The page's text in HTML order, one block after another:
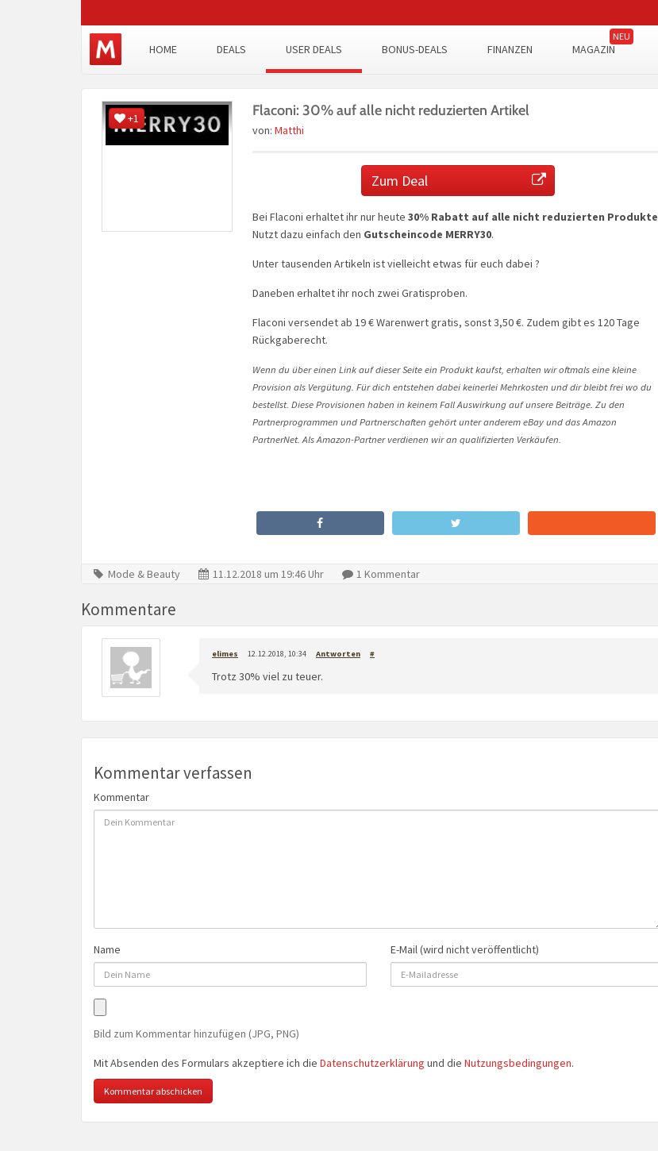
HOME DEALS USER DEALS BONUS-DEALS FINANZEN MAGAZIN
+1 Flaconi: 30% auf alle nicht reduzierten Artikel
von: Matthi
Zum Deal
Bei Flaconi erhaltet ihr nur heute 30% Rabatt auf alle nicht reduzierten Produkte
Nutzt dazu einfach den Gutscheincode MERRY30.
Unter tausenden Artikeln ist vielleicht etwas für euch dabei ?
Daneben erhaltet ihr noch zwei Gratisproben.
Flaconi versendet ab 19 € Warenwert gratis, sonst 3,50 €. Zudem gibt es 120 Tage
Rückgaberecht.
Wenn du über einen Link auf dieser Seite ein Produkt kaufst, erhalten wir oftmals eine kleine
Provision als Vergütung. Für dich entstehen dabei keinerlei Mehrkosten und dir bleibt frei wo du
bestellst. Diese Provisionen haben in keinem Fall Auswirkung auf unsere Beiträge. Zu den
Partnerprogrammen und Partnerschaften gehört unter anderem eBay und das Amazon
PartnerNet. Als Amazon-Partner verdienen wir an qualifizierten Verkäufen.
Mode & Beauty 11.12.2018 um 19:46 Uhr 1 Kommentar
Kommentare
elimes 12.12.2018, 10:34 Antworten #
Trotz 30% viel zu teuer.
Kommentar verfassen
Kommentar
Name E-Mail (wird nicht veröffentlicht)
Bild zum Kommentar hinzufügen (JPG, PNG)
Mit Absenden des Formulars akzeptiere ich die Datenschutzerklärung und die Nutzungsbedingungen.